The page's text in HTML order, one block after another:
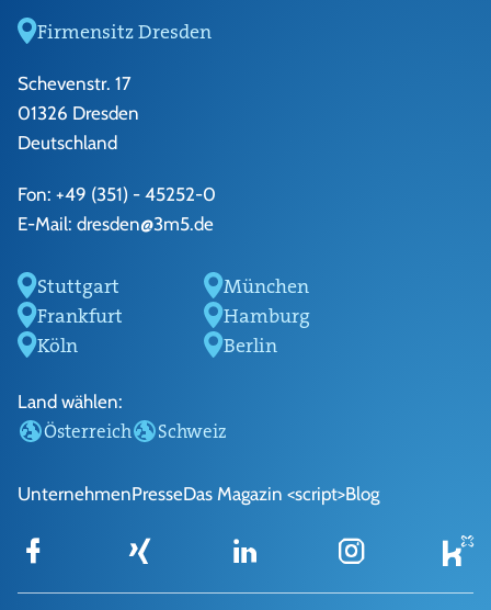
Firmensitz Dresden
Schevenstr. 17
01326 Dresden
Deutschland
Fon: +49 (351) - 45252-0
E-Mail: dresden@3m5.de
Stuttgart
München
Frankfurt
Hamburg
Köln
Berlin
Land wählen:
Österreich Schweiz
UnternehmenPresseDas Magazin <script>Blog